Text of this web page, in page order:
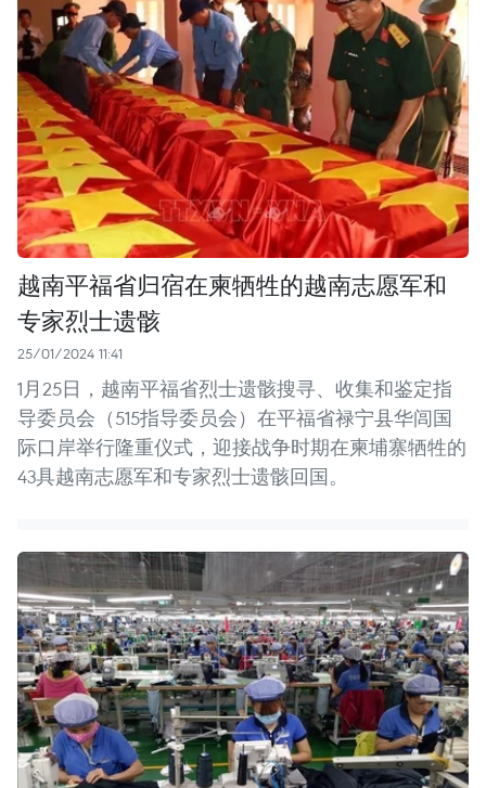
越南平福省归宿在柬牺牲的越南志愿军和
专家烈士遗骸
25/01/2024 11:41
1月25日，越南平福省烈士遗骸搜寻、收集和鉴定指
导委员会（515指导委员会）在平福省禄宁县华闾国
际口岸举行隆重仪式，迎接战争时期在柬埔寨牺牲的
43具越南志愿军和专家烈士遗骸回国。